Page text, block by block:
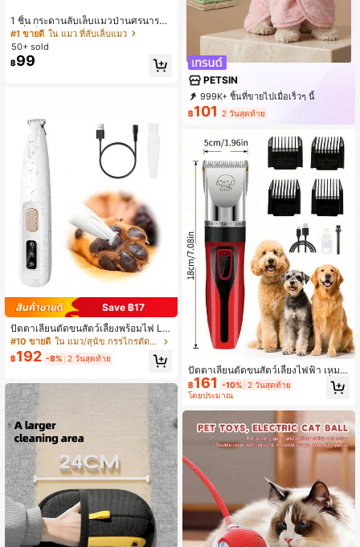
1 ชิ้น กระดานลับเล็บแมวป่านศรนาราย
ณ์ที่แข็งแรง - ดีไซน์โซฟาเรียบร้อยและ
มีสไตล์, ผสมผสานฟังก์ชันการออกกำลัง
กายและการผ่อนคลาย - ของขวัญที่สม
บูรณ์แบบสำหรับแมว, ของโปรดของแม
#1 ขายดี ใน แมว ที่ลับเล็บแมว
50+ sold
฿99
Save ฿17
ปัตตาเลี่ยนตัดขนสัตว์เลี้ยงพร้อมไฟ LE
D, เสียงเบา, ใช้พลังงานจาก USB/แบตเ
ตอรี่
#10 ขายดี ใน แมว/สุนัข กรรไกรตัดเล็บสัตว์เลี้ยงและเครื่องเจี
฿192 -8% 2 วันสุดท้าย
PETSIN
999K+ ชิ้นที่ขายไปเมื่อเร็วๆ นี้
500K+ ซื้อซ้ำ
217K การสมัครสมาชิก
฿101 2 วันสุดท้าย
ปัตตาเลี่ยนตัดขนสัตว์เลี้ยงไฟฟ้า เหมา
ะสำหรับแปรงขนหนาแน่น ปัตตาเลี่ยนไ
ร้สายเสียงเบาสำหรับสุนัข ปัตตาเลี่ยนตั
฿161 -10% 2 วันสุดท้าย
โดยประมาณ